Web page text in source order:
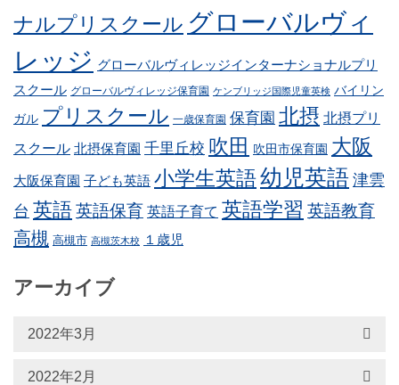
ナルプリスクール グローバルヴィ
レッジ グローバルヴィレッジインターナショナルプリ
スクール グローバルヴィレッジ保育園 ケンブリッジ国際児童英検 バイリン
ガル プリスクール 一歳保育園 保育園 北摂 北摂プリ
スクール 北摂保育園 千里丘校 吹田 吹田市保育園 大阪
大阪保育園 子ども英語 小学生英語幼児英語 津雲
台 英語英語保育 英語子育て 英語学習 英語教育
高槻 高槻市 高槻茨木校 １歳児
アーカイブ
2022年3月
2022年2月